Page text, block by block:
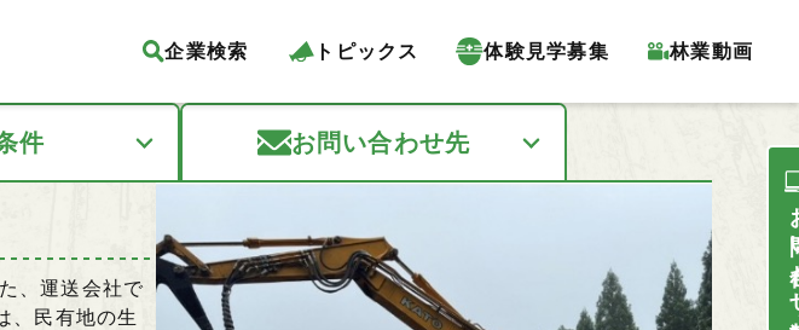
企業検索 トピックス 体験見学募集 林業動画
お問
件 お問い合わせ先
、運送会社で
、民有地の生